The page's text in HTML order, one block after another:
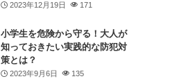
2023年12月19日 171
小学生を危険から守る！大人が
知っておきたい実践的な防犯対
策とは？
2023年9月6日 135